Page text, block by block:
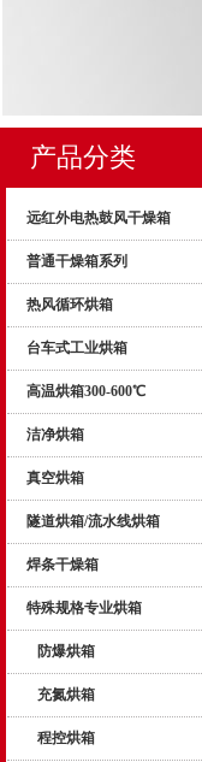
产品分类
远红外电热鼓风干燥箱
普通干燥箱系列
热风循环烘箱
台车式工业烘箱
高温烘箱300-600℃
洁净烘箱
真空烘箱
隧道烘箱/流水线烘箱
焊条干燥箱
特殊规格专业烘箱
防爆烘箱
充氮烘箱
程控烘箱